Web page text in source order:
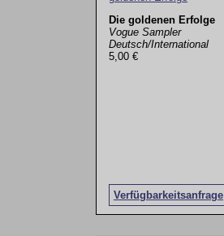
Die goldenen Erfolge
Vogue Sampler
Deutsch/International
5,00 €
Verfügbarkeitsanfrage